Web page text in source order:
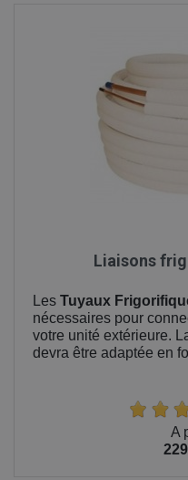
Liaisons
Les Tuyaux
nécessaires pour
votre unité extérieure.
devra être adaptée en
A